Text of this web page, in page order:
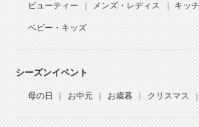
ビューティー メンズ・レディス キッ
ベビー・キッズ
シーズンイベント
母の日 お中元 お歳暮 クリスマス